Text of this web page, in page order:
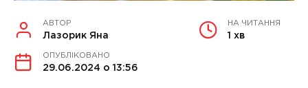
АВТОР
Лазорик Яна
НА ЧИТАННЯ
1 хв
ОПУБЛІКОВАНО
29.06.2024 о 13:56